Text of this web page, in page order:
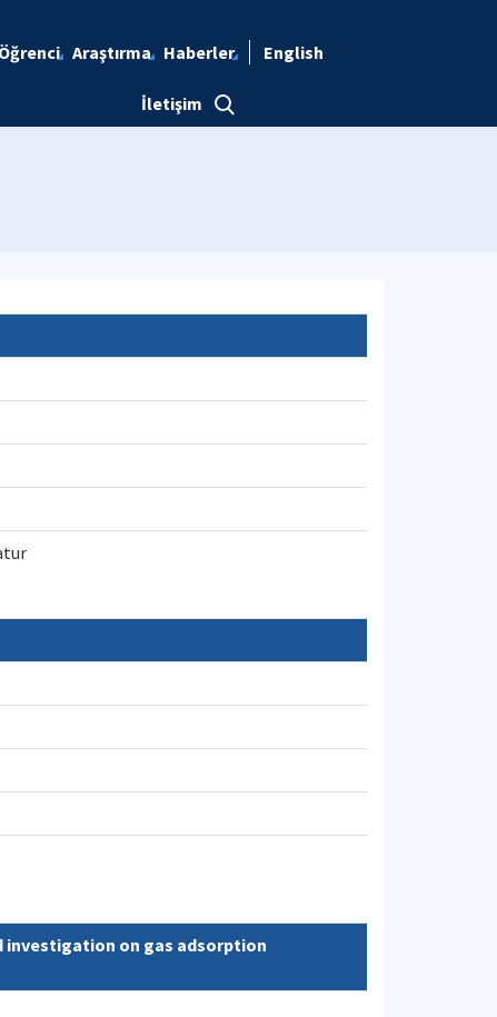
Öğrenci Araştırma Haberler
İletişim
English
investigation on gas adsorption